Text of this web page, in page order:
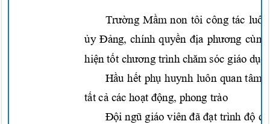
Trường Mầmnon tôi công tác
ủy Đảng,chínhquyền địa phương
hiện tốt chươngtrình chăm sóc giáo
Hầu hết phụhuynh luôn quan
tất cảcáchoạt động, phong trào
Đội ngũ giáo viênđã đạttrìnhđộ